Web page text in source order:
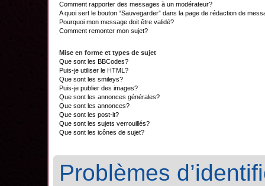
Comment rapporter des messages à un modérateur?
A quoi sert le bouton “Sauvegarder” dans la page de rédaction de
Pourquoi mon message doit être validé?
Comment remonter mon sujet?
Mise en forme et types de sujet
Que sont les BBCodes?
Puis-je utiliser le HTML?
Que sont les smileys?
Puis-je publier des images?
Que sont les annonces générales?
Que sont les annonces?
Que sont les post-it?
Que sont les sujets verrouillés?
Que sont les icônes de sujet?
Problèmes